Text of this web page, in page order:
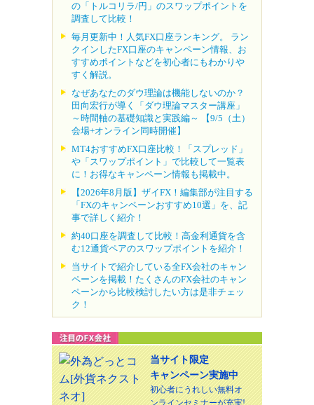
の「トルコリラ/円」のスワップポイントを
調査して比較！
毎月更新中！人気FX口座ランキング。 ラン
クインしたFX口座のキャンペーン情報、お
すすめポイントなどを初心者にもわかりや
すく解説。
なぜあなたのダウ理論は機能しないのか？
田向宏行が導く「ダウ理論マスター講座」
～時間軸の基礎知識と実践編～ 【9/5（土）
会場+オンライン同時開催】
MT4おすすめFX口座比較！「スプレッド」
や「スワップポイント」で比較して一覧表
に！お得なキャンペーン情報も掲載中。
【2026年8月版】ザイFX！編集部が注目する
「FXのキャンペーンおすすめ10選」を、記
事で詳しく紹介！
約40口座を調査して比較！高金利通貨を含
む12通貨ペアのスワップポイントを紹介！
当サイトで紹介している全FX会社のキャン
ペーンを掲載！たくさんのFX会社のキャン
ペーンから比較検討したい方は是非チェッ
ク！
当サイト限定
キャンペーン実施中
初心者にうれしい無料オ